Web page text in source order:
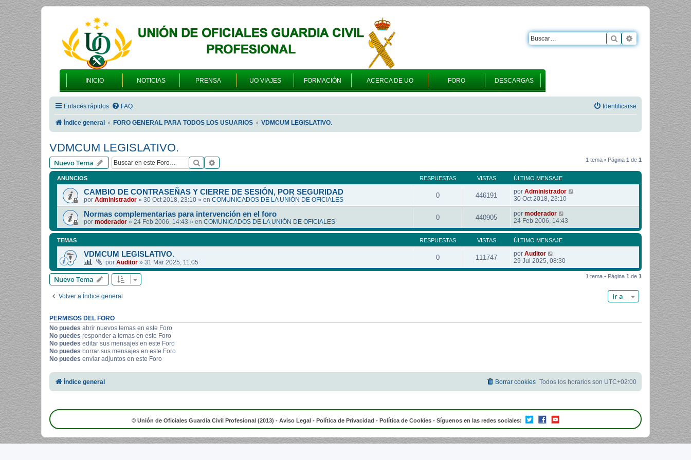
INICIO NOTICIAS PRENSA UO VIAJES FORMACIÓN ACERCA DE UO FORO DESCARGAS
Buscar Búsqueda
Enlaces rápidos FAQ Identificarse
Índice general FORO GENERAL PARA TODOS LOS USUARIOS VDMCUM LEGISLATIVO.
VDMCUM LEGISLATIVO.
Nuevo Tema Buscar 1 tema • Página 1 de 1
ANUNCIOS RESPUESTAS VISTAS ÚLTIMO MENSAJE
CAMBIO DE CONTRASEÑAS Y CIERRE DE SESIÓN, POR SEGURIDAD
por Administrador » 30 Oct 2018, 23:10 » en COMUNICADOS DE LA UNIÓN DE OFICIALES
0 446191 por Administrador
30 Oct 2018, 23:10
Normas complementarias para intervención en el foro
por moderador » 24 Feb 2006, 14:43 » en COMUNICADOS DE LA UNIÓN DE OFICIALES
0 440905 por moderador
24 Feb 2006, 14:43
TEMAS RESPUESTAS VISTAS ÚLTIMO MENSAJE
VDMCUM LEGISLATIVO.
por Auditor » 31 Mar 2025, 11:05
0 111747 por Auditor
29 Jul 2025, 08:30
Nuevo Tema 1 tema • Página 1 de 1
Volver a Índice general Ir a
PERMISOS DEL FORO
No puedes abrir nuevos temas en este Foro
No puedes responder a temas en este Foro
No puedes editar sus mensajes en este Foro
No puedes borrar sus mensajes en este Foro
No puedes enviar adjuntos en este Foro
Índice general Todos los horarios son UTC+02:00
Borrar cookies
© Unión de Oficiales Guardia Civil Profesional (2013) - Aviso Legal - Política de Privacidad - Política de Cookies - Síguenos en las redes sociales: